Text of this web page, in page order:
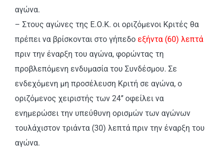
αγώνα.
– Στους αγώνες της Ε.Ο.Κ. οι οριζόμενοι Κριτές θα
πρέπει να βρίσκονται στο γήπεδο εξήντα (60) λεπτά
πριν την έναρξη του αγώνα, φορώντας τη
προβλεπόμενη ενδυμασία του Συνδέσμου. Σε
ενδεχόμενη μη προσέλευση Κριτή σε αγώνα, ο
οριζόμενος χειριστής των 24’’ οφείλει να
ενημερώσει την υπεύθυνη ορισμών των αγώνων
τουλάχιστον τριάντα (30) λεπτά πριν την έναρξη του
αγώνα.